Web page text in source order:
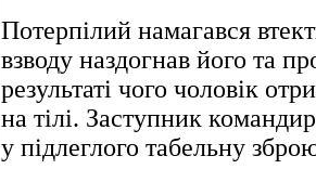
Потерпілий намагався
взводу наздогнав його та
результаті чого чоловік
на тілі. Заступник
у підлеглого табельну